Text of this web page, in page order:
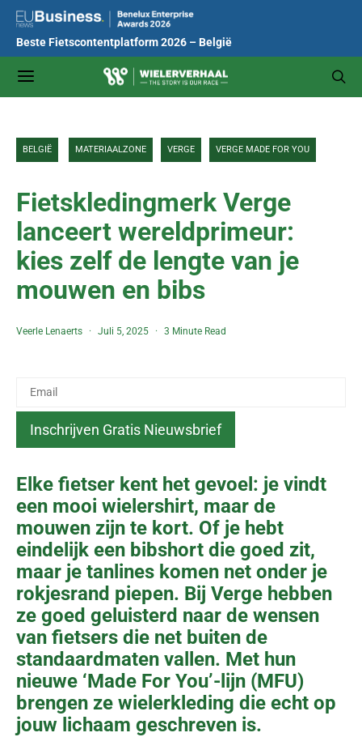
Beste Fietscontentplatform 2026 – België
BELGIË MATERIAALZONE VERGE VERGE MADE FOR YOU
Fietskledingmerk Verge
lanceert wereldprimeur:
kies zelf de lengte van je
mouwen en bibs
Veerle Lenaerts Juli 5, 2025 3 Minute Read
Elke fietser kent het gevoel: je vindt
een mooi wielershirt, maar de
mouwen zijn te kort. Of je hebt
eindelijk een bibshort die goed zit,
maar je tanlines komen net onder je
rokjesrand piepen. Bij Verge hebben
ze goed geluisterd naar de wensen
van fietsers die net buiten de
standaardmaten vallen. Met hun
nieuwe ‘Made For You’-lijn (MFU)
brengen ze wielerkleding die echt op
jouw lichaam geschreven is.